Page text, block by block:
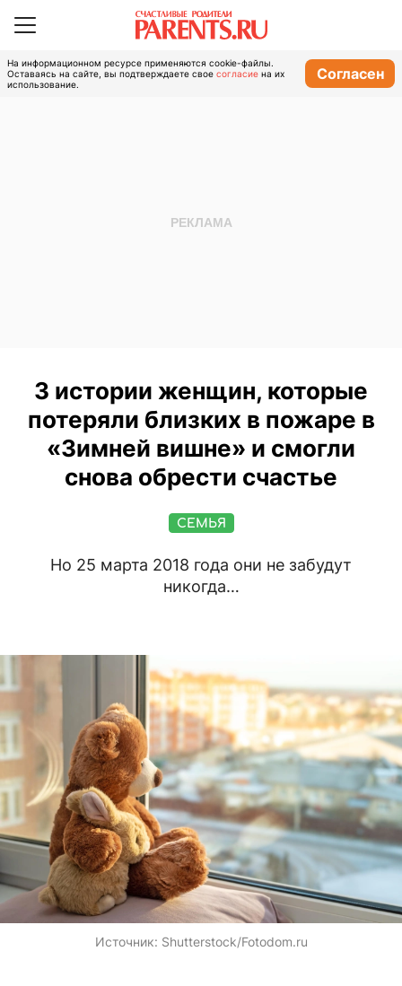
На информационном ресурсе применяются cookie-файлы.
Оставаясь на сайте, вы подтверждаете свое согласие на их
использование.
Согласен
3 истории женщин, которые
потеряли близких в пожаре в
«Зимней вишне» и смогли
снова обрести счастье
СЕМЬЯ
Но 25 марта 2018 года они не забудут
никогда…
Источник: Shutterstock/Fotodom.ru